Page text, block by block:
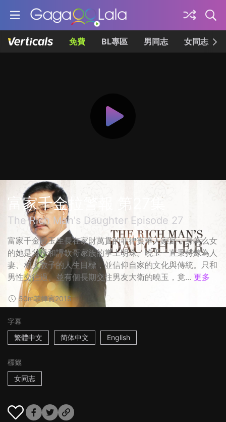
免費 BL專區 男同志 女同志
富家千金拉警報 第27集
The Rich Man's Daughter Episode 27
富家千金曉玉生長在家財萬貫的菲律賓華人家庭，身為么女
的她是父母和譚欽哥家族的掌上明珠。曉玉一直秉持嫁為人
妻、相夫教子的人生目標，並信仰自家的文化與傳統。只和
男性交往過、並有個長期交往男友大衛的曉玉，竟... 更多
50m菲律賓2015
字幕
繁體中文
简体中文 English
標籤
女同志